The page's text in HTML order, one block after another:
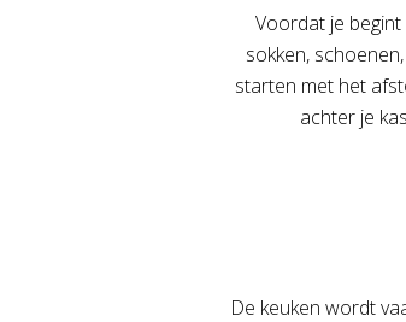
Voordat je
sokken,
starten met het
achter je
De keuken wordt